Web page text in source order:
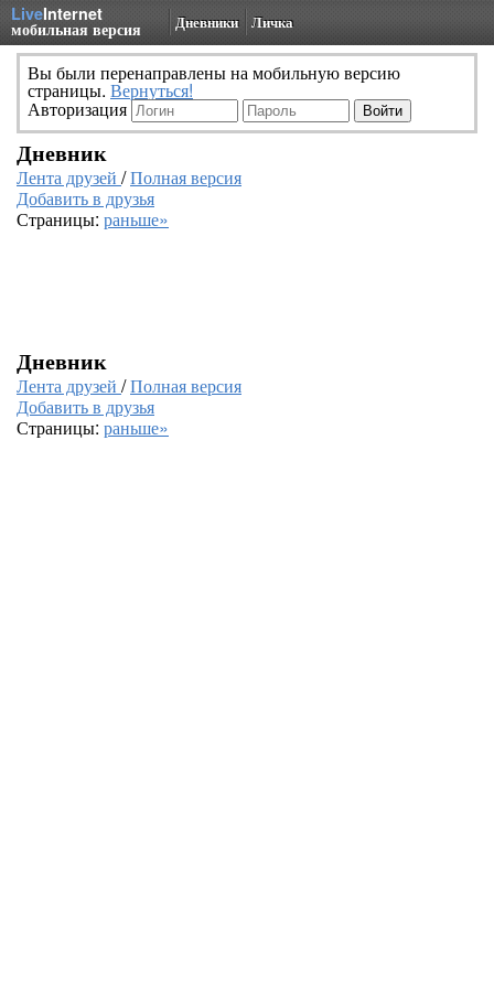
LiveInternet
мобильная версия Дневники Личка
Вы были перенаправлены на мобильную версию
страницы. Вернуться!
Авторизация
Дневник
Лента друзей /Полная версия
Добавить в друзья
Страницы: раньше»
Дневник
Лента друзей /Полная версия
Добавить в друзья
Страницы: раньше»